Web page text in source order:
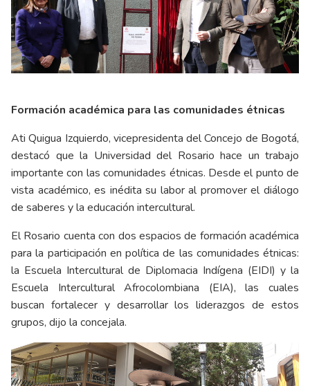
Formación académica para las comunidades étnicas
Ati Quigua Izquierdo, vicepresidenta del Concejo de Bogotá,
destacó que la Universidad del Rosario hace un trabajo
importante con las comunidades étnicas. Desde el punto de
vista académico, es inédita su labor al promover el diálogo
de saberes y la educación intercultural.
El Rosario cuenta con dos espacios de formación académica
para la participación en política de las comunidades étnicas:
la Escuela Intercultural de Diplomacia Indígena (EIDI) y la
Escuela Intercultural Afrocolombiana (EIA), las cuales
buscan fortalecer y desarrollar los liderazgos de estos
grupos, dijo la concejala.